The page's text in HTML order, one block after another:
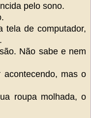
pelo sono.
tela de computador,
Não sabe e nem
mas o
roupa molhada, o